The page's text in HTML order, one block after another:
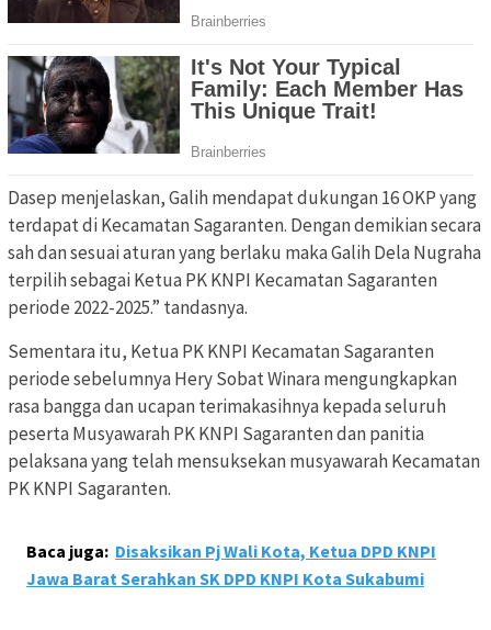
Dasep menjelaskan, Galih mendapat dukungan 16 OKP yang
terdapat di Kecamatan Sagaranten. Dengan demikian secara
sah dan sesuai aturan yang berlaku maka Galih Dela Nugraha
terpilih sebagai Ketua PK KNPI Kecamatan Sagaranten
periode 2022-2025.” tandasnya.
Sementara itu, Ketua PK KNPI Kecamatan Sagaranten
periode sebelumnya Hery Sobat Winara mengungkapkan
rasa bangga dan ucapan terimakasihnya kepada seluruh
peserta Musyawarah PK KNPI Sagaranten dan panitia
pelaksana yang telah mensuksekan musyawarah Kecamatan
PK KNPI Sagaranten.
Baca juga: Disaksikan Pj Wali Kota, Ketua DPD KNPI
Jawa Barat Serahkan SK DPD KNPI Kota Sukabumi